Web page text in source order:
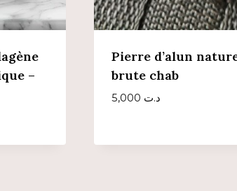
–
Pierre d’alun
brute chab
د.ت